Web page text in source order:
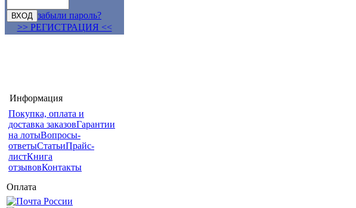
забыли пароль?
>> РЕГИСТРАЦИЯ <<
Информация
Покупка, оплата и
доставка заказовГарантии
на лотыВопросы-
ответыСтатьиПрайс-
листКнига
отзывовКонтакты
Оплата